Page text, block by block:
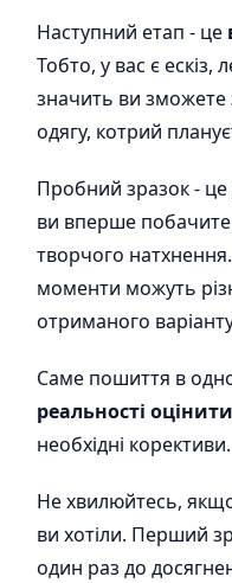
Наступний етап - це
Тобто, у вас є ескіз,
значить ви
одягу, котрий
Пробний зразок - це
ви вперше побачите
творчого
моменти можуть
отриманого
Саме пошиття в
реальності
необхідні корективи.
Не хвилюйтесь,
ви хотіли. Перший
один раз до